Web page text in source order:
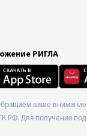
РИГЛА
ваше внимание
Для получения